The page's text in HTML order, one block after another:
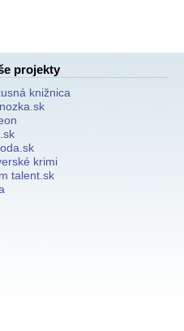
projekty
knižnica
krimi
talent.sk